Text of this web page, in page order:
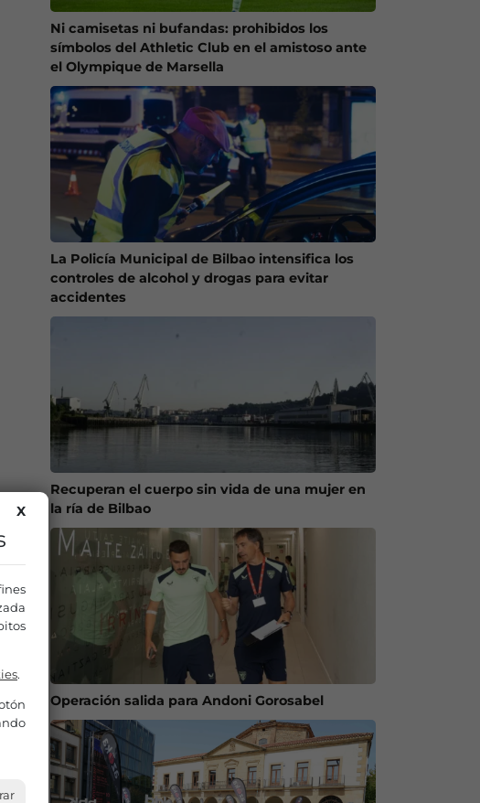
Ni camisetas ni bufandas: prohibidos los
símbolos del Athletic Club en el amistoso ante
el Olympique de Marsella
La Policía Municipal de Bilbao intensifica los
controles de alcohol y drogas para evitar
accidentes
Recuperan el cuerpo sin vida de una mujer en
la ría de Bilbao
Operación salida para Andoni Gorosabel
X
.